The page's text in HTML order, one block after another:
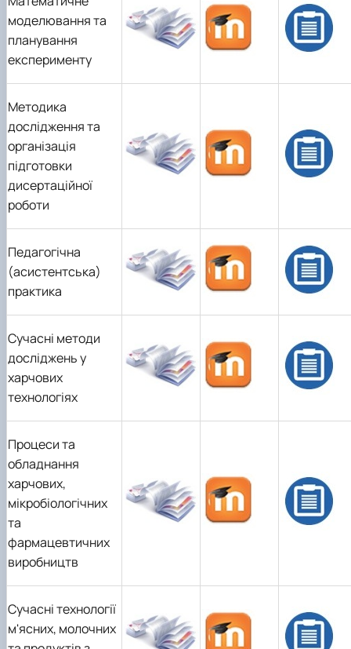
моделювання та
планування
експерименту
Методика
дослідження та
організація
підготовки
дисертаційної
роботи
Педагогічна
(асистентська)
практика
Сучасні методи
досліджень у
харчових
технологіях
Процеси та
обладнання
харчових,
мікробіологічних
та
фармацевтичних
виробництв
Сучасні технології
м'ясних, молочних